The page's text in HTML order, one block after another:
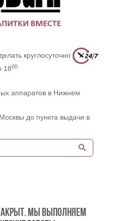
круглосуточно
1800
аппаратов в Нижнем
до пункта выдачи в
МЫ ВЫПОЛНЯЕМ